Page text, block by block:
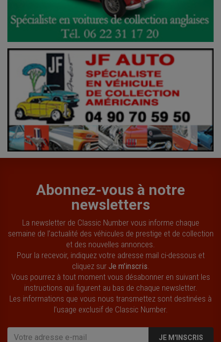
Abonnez-vous à notre
newsletters
La newsletter de Classic Number vous informe chaque
semaine de l’actualité des véhicules de prestige et de collection
et des nouvelles annonces.
Pour la recevoir, indiquez votre adresse mail ci-dessous et
cliquez sur Je m'inscris
Vous pourrez à tout moment vous désabonner en suivant les
instructions qui figurent au bas de chaque newsletter.
Les informations que vous nous transmettez sont destinées à
l’usage exclusif de Classic Number.
JE M'INSCRIS